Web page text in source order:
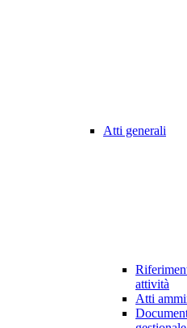
Atti generali
attività
Atti